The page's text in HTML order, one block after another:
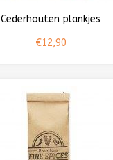
Cederhouten plankjes
€12,90